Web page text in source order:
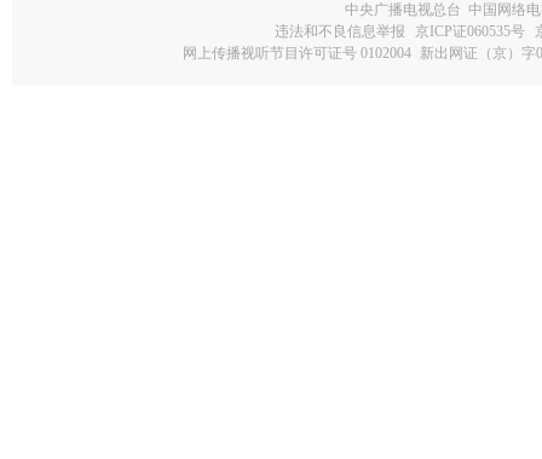
中央广播电视总台 中国网络
违法和不良信息举报
京ICP证060535号
网上传播视听节目许可证号 0102004 新出网证（京）